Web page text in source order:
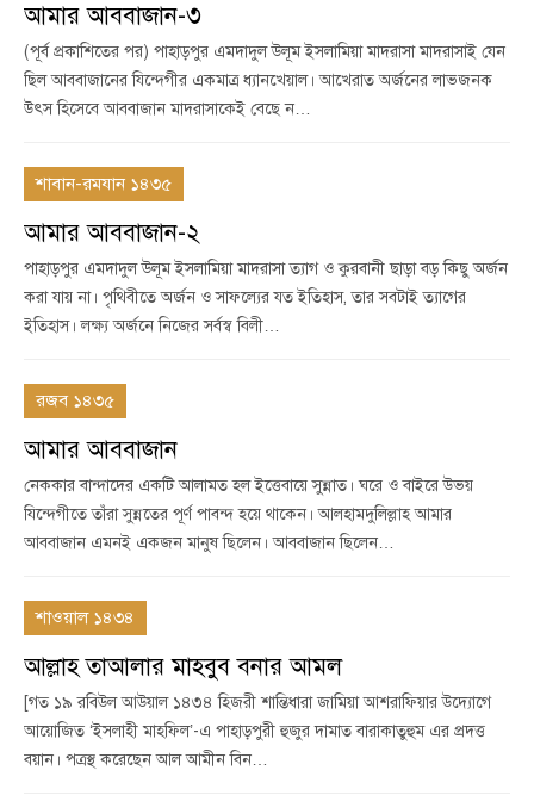
আমার আববাজান-৩
(পূর্ব প্রকাশিতের পর) পাহাড়পুর এমদাদুল উলূম ইসলামিয়া মাদরাসা মাদরাসাই যেন
ছিল আববাজানের যিন্দেগীর একমাত্র ধ্যানখেয়াল। আখেরাত অর্জনের লাভজনক
উৎস হিসেবে আববাজান মাদরাসাকেই বেছে ন…
শাবান-রমযান ১৪৩৫
আমার আববাজান-২
পাহাড়পুর এমদাদুল উলূম ইসলামিয়া মাদরাসা ত্যাগ ও কুরবানী ছাড়া বড় কিছু অর্জন
করা যায় না। পৃথিবীতে অর্জন ও সাফল্যের যত ইতিহাস, তার সবটাই ত্যাগের
ইতিহাস। লক্ষ্য অর্জনে নিজের সর্বস্ব বিলী…
রজব ১৪৩৫
আমার আববাজান
নেককার বান্দাদের একটি আলামত হল ইত্তেবায়ে সুন্নাত। ঘরে ও বাইরে উভয়
যিন্দেগীতে তাঁরা সুন্নতের পূর্ণ পাবন্দ হয়ে থাকেন। আলহামদুলিল্লাহ আমার
আববাজান এমনই একজন মানুষ ছিলেন। আববাজান ছিলেন…
শাওয়াল ১৪৩৪
আল্লাহ তাআলার মাহবুব বনার আমল
[গত ১৯ রবিউল আউয়াল ১৪৩৪ হিজরী শান্তিধারা জামিয়া আশরাফিয়ার উদ্যোগে
আয়োজিত ‘ইসলাহী মাহফিল’-এ পাহাড়পুরী হুজুর দামাত বারাকাতুহুম এর প্রদত্ত
বয়ান। পত্রস্থ করেছেন আল আমীন বিন…